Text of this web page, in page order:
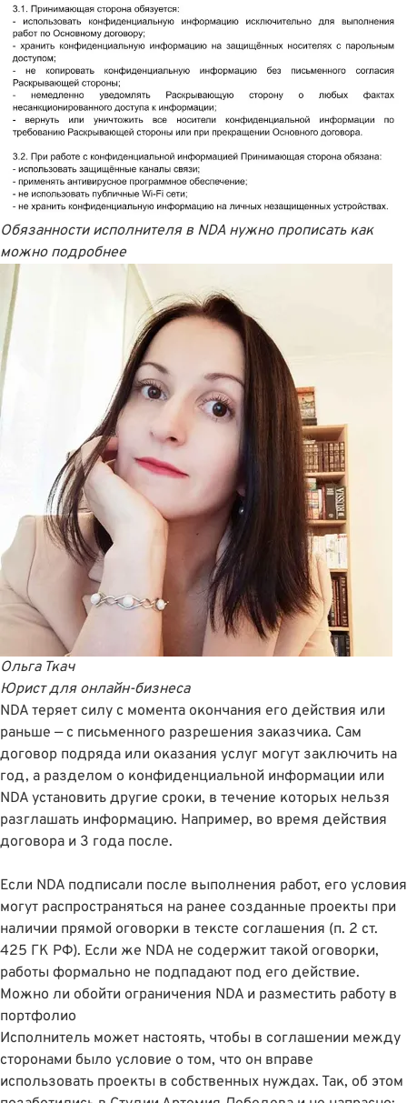
Обязанности исполнителя в NDA нужно прописать как
можно подробнее
Ольга Ткач
Юрист для онлайн-бизнеса
NDA теряет силу с момента окончания его действия или
раньше — с письменного разрешения заказчика. Сам
договор подряда или оказания услуг могут заключить на
год, а разделом о конфиденциальной информации или
NDA установить другие сроки, в течение которых нельзя
разглашать информацию. Например, во время действия
договора и 3 года после.
Если NDA подписали после выполнения работ, его условия
могут распространяться на ранее созданные проекты при
наличии прямой оговорки в тексте соглашения (п. 2 ст.
425 ГК РФ). Если же NDA не содержит такой оговорки,
работы формально не подпадают под его действие.
Можно ли обойти ограничения NDA и разместить работу в
портфолио
Исполнитель может настоять, чтобы в соглашении между
сторонами было условие о том, что он вправе
использовать проекты в собственных нуждах. Так, об этом